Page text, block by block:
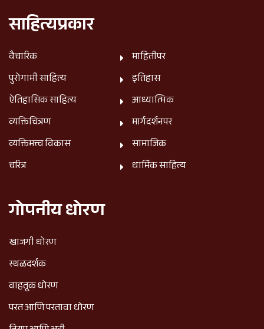
साहित्यप्रकार
वैचारिक
पुरोगामी साहित्य
ऐतिहासिक साहित्य
व्यक्तिचित्रण
व्यक्तिमत्त्व विकास
चरित्र
माहितीपर
इतिहास
आध्यात्मिक
मार्गदर्शनपर
सामाजिक
धार्मिक साहित्य
गोपनीय धोरण
खाजगी धोरण
स्थळदर्शक
वाहतूक धोरण
परत आणि परतावा धोरण